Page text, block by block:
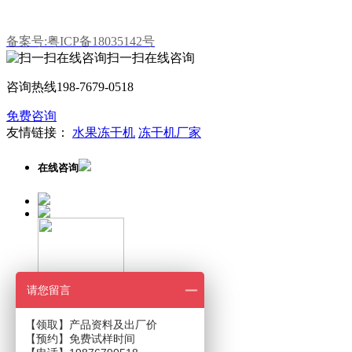
备案号:粤ICP备18035142号
扫一扫在线咨询
咨询热线198-7679-0518
免费咨询
友情链接：
水果冻干机 冻干机厂家
在线咨询
扫一扫在线咨询
请您留言
【领取】产品资料及出厂价
【预约】免费试样时间